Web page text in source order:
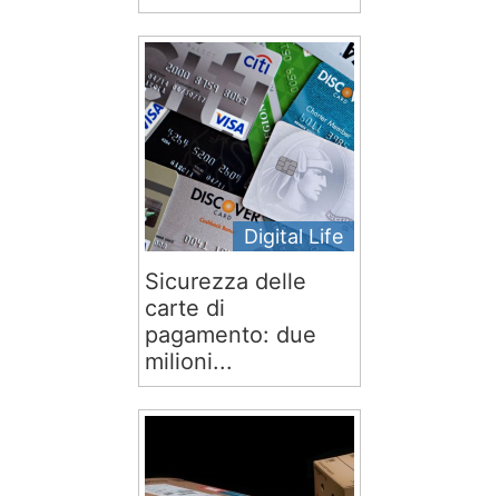
Digital Life
Sicurezza delle
carte di
pagamento: due
milioni...